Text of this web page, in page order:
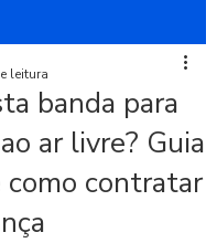
banda para
ar livre? Guia
como contratar
leitura